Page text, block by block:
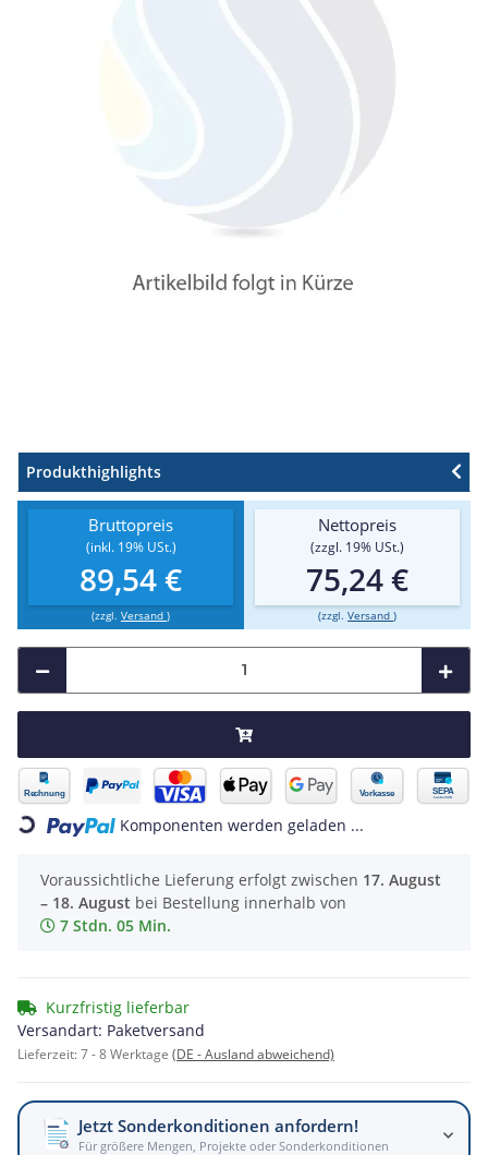
Produkthighlights
Bruttopreis
(inkl. 19% USt.)
89,54 €
(zzgl. Versand )
Nettopreis
(zzgl. 19% USt.)
75,24 €
(zzgl. Versand )
Loading... Komponenten werden geladen ...
Voraussichtliche Lieferung erfolgt zwischen 17. August
– 18. August bei Bestellung innerhalb von
7 Stdn. 05 Min.
Kurzfristig lieferbar
Versandart: Paketversand
Lieferzeit:7 - 8 Werktage (DE - Ausland abweichend)
Jetzt Sonderkonditionen anfordern!
Für größere Mengen, Projekte oder Sonderkonditionen